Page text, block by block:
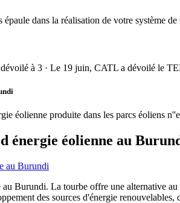
dans la réalisation de votre système
à 3 · Le 19 juin, CATL a dévoilé le
éolienne produite dans les parcs éoliens
énergie éolienne au
Burundi. La tourbe offre une alternative
des sources d'énergie renouvelables,